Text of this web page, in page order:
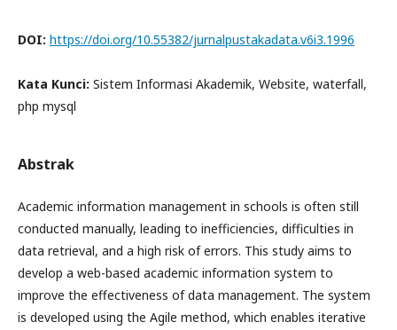
DOI: https://doi.org/10.55382/jurnalpustakadata.v6i3.1996
Kata Kunci: Sistem Informasi Akademik, Website, waterfall,
php mysql
Abstrak
Academic information management in schools is often still
conducted manually, leading to inefficiencies, difficulties in
data retrieval, and a high risk of errors. This study aims to
develop a web-based academic information system to
improve the effectiveness of data management. The system
is developed using the Agile method, which enables iterative